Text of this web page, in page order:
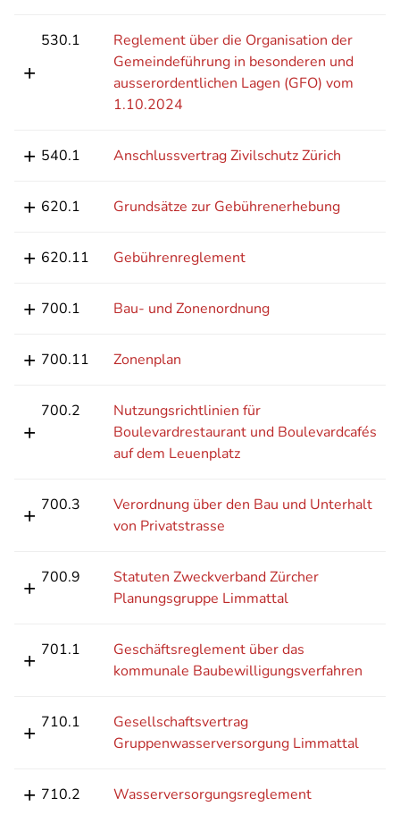
530.1
Reglement über die Organisation der
Gemeindeführung in besonderen und
ausserordentlichen Lagen (GFO) vom
1.10.2024
540.1 Anschlussvertrag Zivilschutz Zürich
620.1 Grundsätze zur Gebührenerhebung
620.11 Gebührenreglement
700.1 Bau- und Zonenordnung
700.11 Zonenplan
700.2
Nutzungsrichtlinien für
Boulevardrestaurant und Boulevardcafés
auf dem Leuenplatz
700.3
Verordnung über den Bau und Unterhalt
von Privatstrasse
700.9
Statuten Zweckverband Zürcher
Planungsgruppe Limmattal
701.1
Geschäftsreglement über das
kommunale Baubewilligungsverfahren
710.1
Gesellschaftsvertrag
Gruppenwasserversorgung Limmattal
710.2 Wasserversorgungsreglement